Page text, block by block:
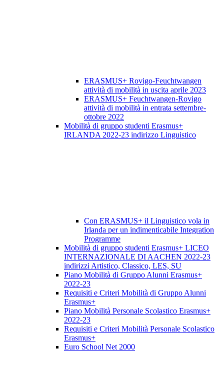
ERASMUS+ Rovigo-Feuchtwangen
attività di mobilità in uscita aprile 2023
ERASMUS+ Feuchtwangen-Rovigo
attività di mobilità in entrata settembre-
ottobre 2022
Mobilità di gruppo studenti Erasmus+
IRLANDA 2022-23 indirizzo Linguistico
Con ERASMUS+ il Linguistico vola in
Irlanda per un indimenticabile Integration
Programme
Mobilità di gruppo studenti Erasmus+ LICEO
INTERNAZIONALE DI AACHEN 2022-23
indirizzi Artistico, Classico, LES, SU
Piano Mobilità di Gruppo Alunni Erasmus+
2022-23
Requisiti e Criteri Mobilità di Gruppo Alunni
Erasmus+
Piano Mobilità Personale Scolastico Erasmus+
2022-23
Requisiti e Criteri Mobilità Personale Scolastico
Erasmus+
Euro School Net 2000